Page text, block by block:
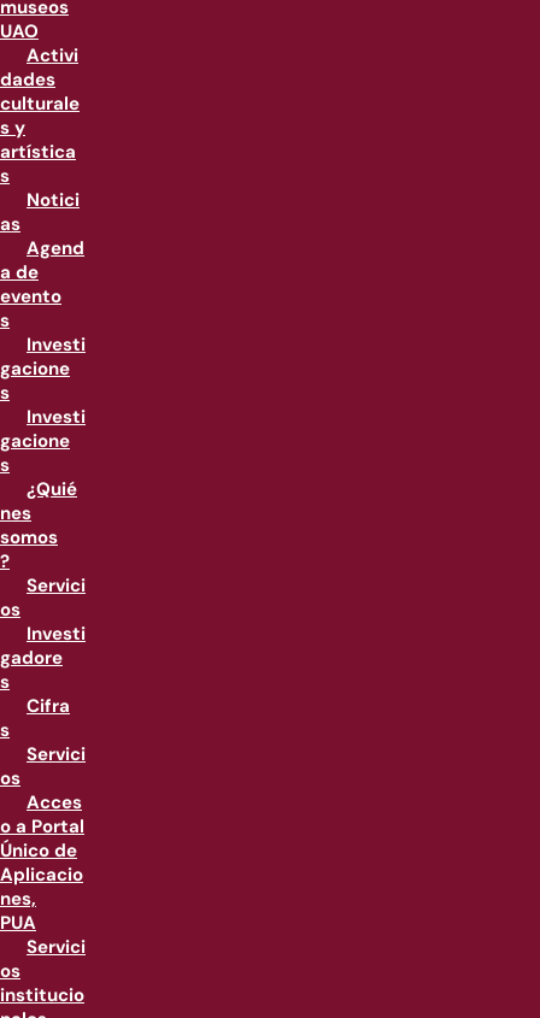
museos
UAO
Activi
dades
culturale
s y
artística
s
Notici
as
Agend
a de
evento
s
Investi
gacione
s
Investi
gacione
s
¿Quié
nes
somos
?
Servici
os
Investi
gadore
s
Cifra
s
Servici
os
Acces
o a Portal
Único de
Aplicacio
nes,
PUA
Servici
os
institucio